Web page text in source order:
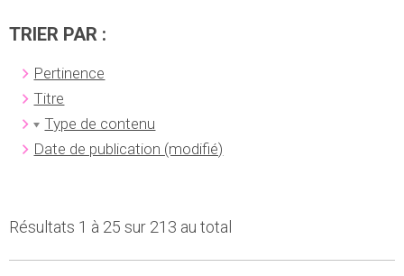
TRIER PAR :
Pertinence
Titre
Type de contenu
Date de publication (modifié)
Résultats 1 à 25 sur 213 au total